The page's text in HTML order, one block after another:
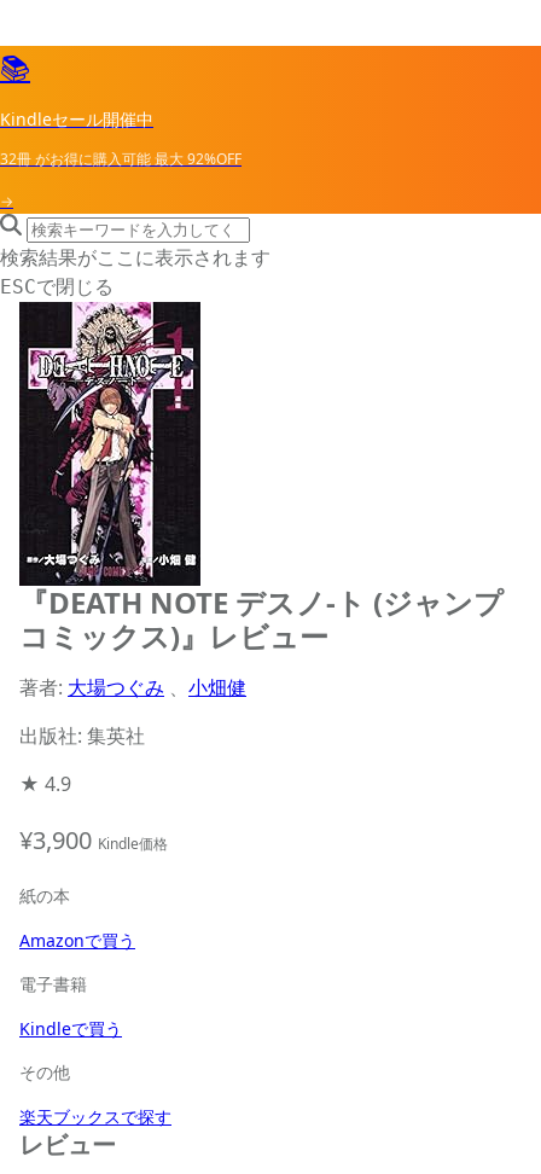
📚
Kindleセール開催中
32冊がお得に購入可能最大92%OFF
→
search icon
サイト内検索
検索結果がここに表示されます
ESCで閉じる
『DEATH NOTE デスノ-ト (ジャンプ
コミックス)』レビュー
著者: 大場つぐみ 、 小畑健
出版社: 集英社
★ 4.9
¥3,900 Kindle価格
紙の本
Amazonで買う
電子書籍
Kindleで買う
その他
楽天ブックスで探す
レビュー